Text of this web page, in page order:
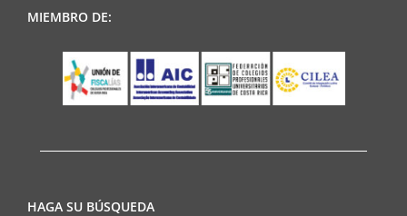
MIEMBRO DE:
HAGA SU BÚSQUEDA